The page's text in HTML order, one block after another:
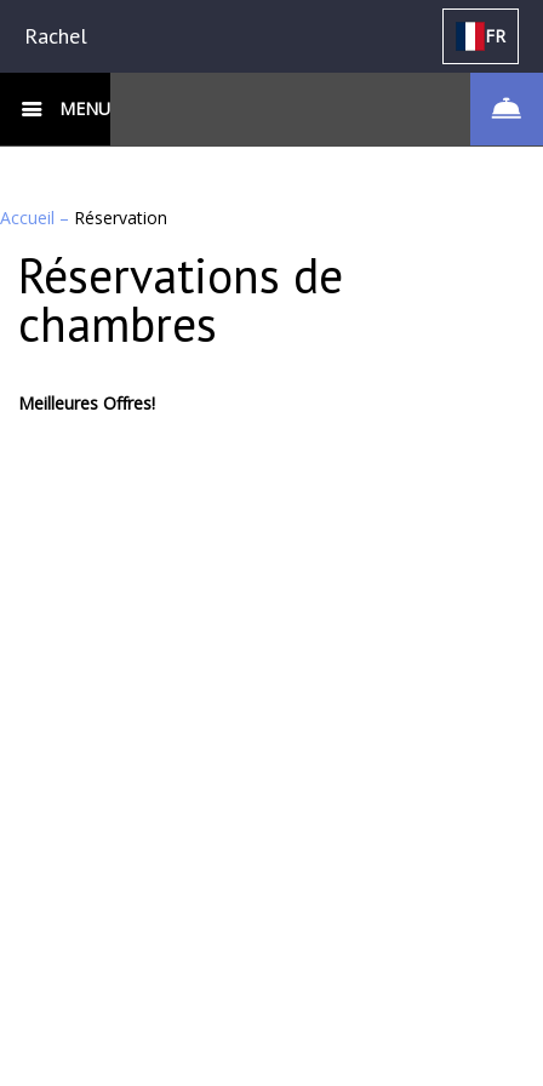
Rachel FR
MENU
Accueil – Réservation
Réservations de
chambres
Meilleures Offres!